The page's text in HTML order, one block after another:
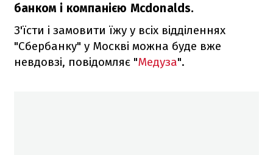
банком і компанією Mcdonalds.
З'їсти і замовити їжу у всіх відділеннях
"Сбербанку" у Москві можна буде вже
невдовзі, повідомляє "Медуза".